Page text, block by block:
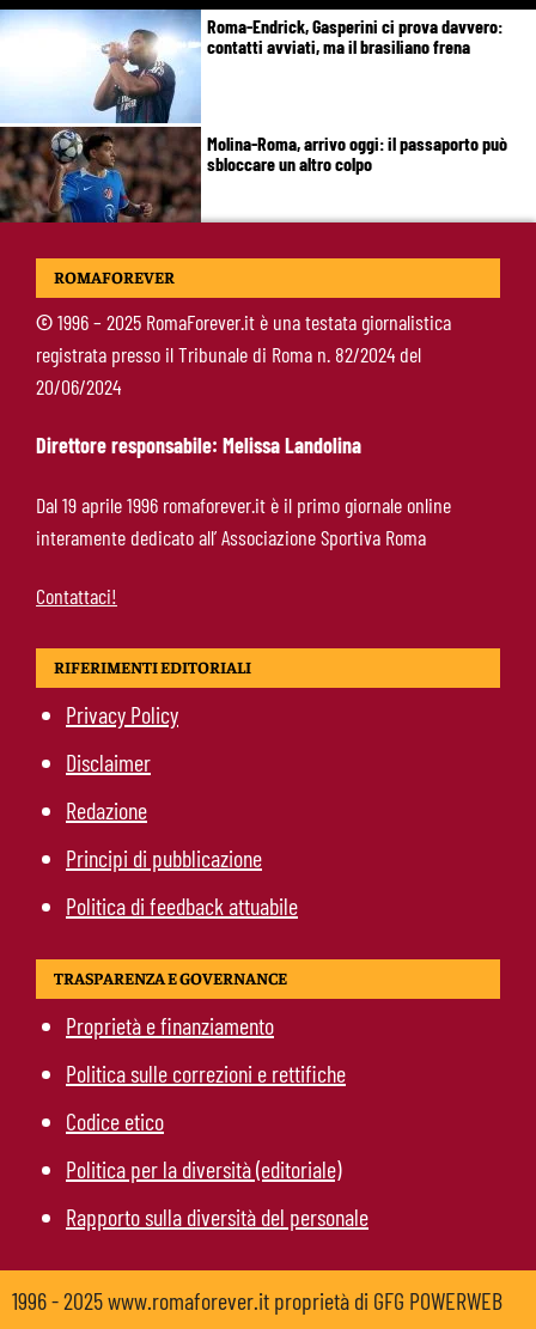
Roma-Endrick, Gasperini ci prova davvero:
contatti avviati, ma il brasiliano frena
Molina-Roma, arrivo oggi: il passaporto può
sbloccare un altro colpo
Pellegrini-Roma, è ufficiale il rinnovo: “Avanti
Kumbulla lascia la Roma: ufficiale il prestito al
Rayo Vallecano
ROMAFOREVER
©1996 – 2025 RomaForever.it è una testata giornalistica
registrata presso il Tribunale di Roma n. 82/2024 del
20/06/2024
Direttore responsabile: Melissa Landolina
Dal 19 aprile 1996 romaforever.it è il primo giornale online
interamente dedicato all’ Associazione Sportiva Roma
Contattaci!
RIFERIMENTI EDITORIALI
Privacy Policy
Disclaimer
Redazione
Principi di pubblicazione
Politica di feedback attuabile
TRASPARENZA E GOVERNANCE
Proprietà e finanziamento
Politica sulle correzioni e rettifiche
Codice etico
Politica per la diversità (editoriale)
Rapporto sulla diversità del personale
1996 - 2025 www.romaforever.it proprietà di GFG POWERWEB